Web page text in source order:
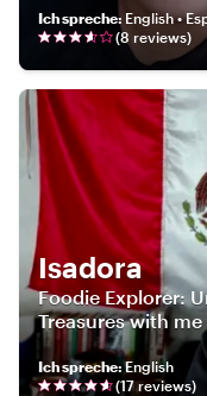
Ich spreche: English •
(8 reviews)
Isadora
Foodie Explorer:
Treasures with me
Ich spreche:English
(17reviews)